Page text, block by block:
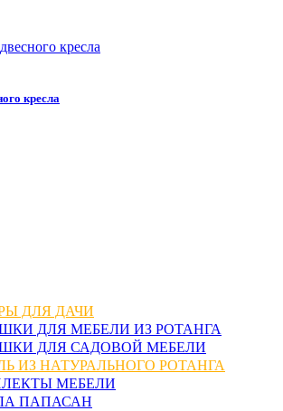
кресла
ДЛЯ ДАЧИ
ДЛЯ МЕБЕЛИ ИЗ РОТАНГА
ДЛЯ САДОВОЙ МЕБЕЛИ
ИЗ НАТУРАЛЬНОГО РОТАНГА
МЕБЕЛИ
ПАПАСАН